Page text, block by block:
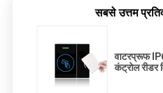
सबसे उत्तम
वाटरप्रूफ
कंट्रोल रीडर